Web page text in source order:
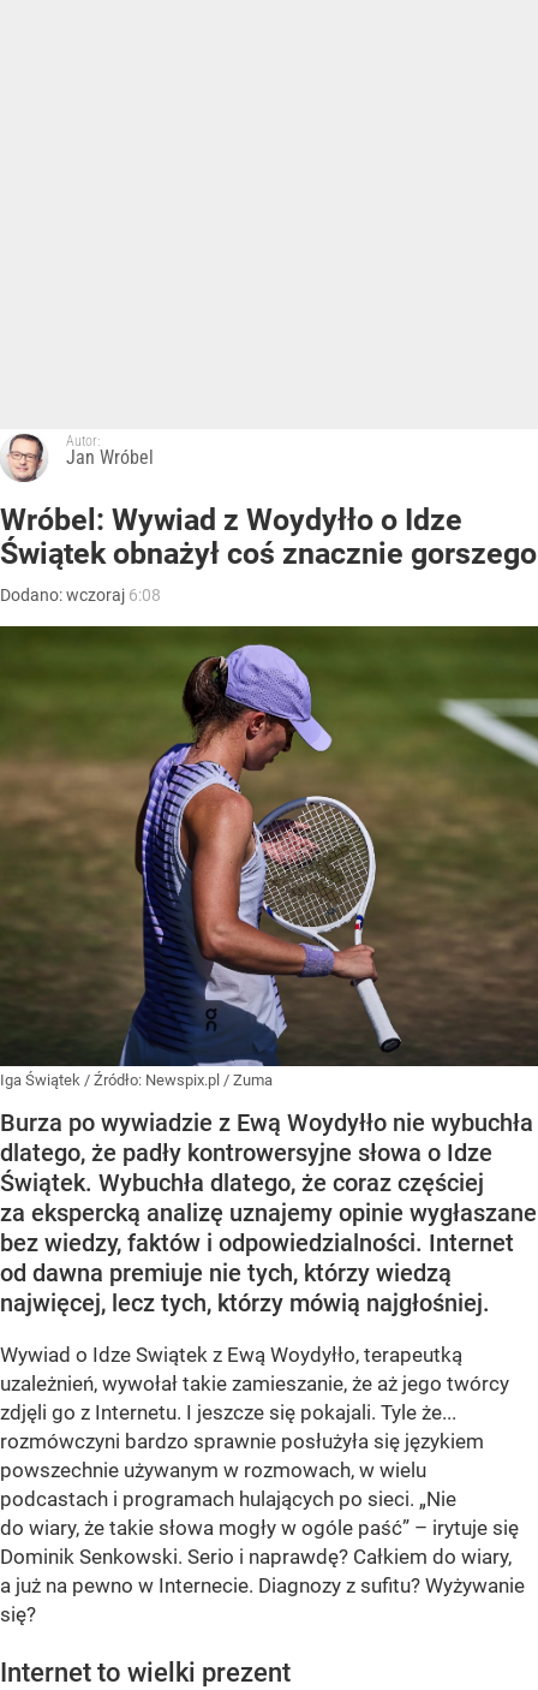
Autor:
Jan Wróbel
Wróbel: Wywiad z Woydyłło o Idze
Świątek obnażył coś znacznie gorszego
Dodano:wczoraj 6:08
Iga Świątek / Źródło: Newspix.pl / Zuma
Burza po wywiadzie z Ewą Woydyłło nie wybuchła
dlatego, że padły kontrowersyjne słowa o Idze
Świątek. Wybuchła dlatego, że coraz częściej
za ekspercką analizę uznajemy opinie wygłaszane
bez wiedzy, faktów i odpowiedzialności. Internet
od dawna premiuje nie tych, którzy wiedzą
najwięcej, lecz tych, którzy mówią najgłośniej.
Wywiad o Idze Swiątek z Ewą Woydyłło, terapeutką
uzależnień, wywołał takie zamieszanie, że aż jego twórcy
zdjęli go z Internetu. I jeszcze się pokajali. Tyle że...
rozmówczyni bardzo sprawnie posłużyła się językiem
powszechnie używanym w rozmowach, w wielu
podcastach i programach hulających po sieci. „Nie
do wiary, że takie słowa mogły w ogóle paść” – irytuje się
Dominik Senkowski. Serio i naprawdę? Całkiem do wiary,
a już na pewno w Internecie. Diagnozy z sufitu? Wyżywanie
się?
Internet to wielki prezent